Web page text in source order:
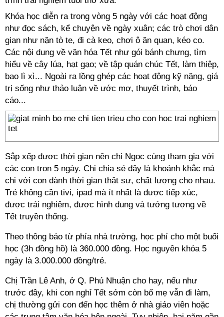
Khóa học diễn ra trong vòng 5 ngày với các hoạt động
như đọc sách, kể chuyện về ngày xuân; các trò chơi dân
gian như nặn tò te, đi cà keo, chơi ô ăn quan, kéo co.
Các nội dung về văn hóa Tết như gói bánh chưng, tìm
hiểu về cây lúa, hạt gạo; về tập quán chúc Tết, làm thiệp,
bao lì xì... Ngoài ra lồng ghép các hoạt động kỹ năng, giá
trị sống như thảo luận về ước mơ, thuyết trình, báo
cáo...
Sắp xếp được thời gian nên chị Ngọc cùng tham gia với
các con trọn 5 ngày. Chị chia sẻ đây là khoảnh khắc mà
chị với con dành thời gian thật sự, chất lượng cho nhau.
Trẻ không cần tivi, ipad mà ít nhất là được tiếp xúc,
được trải nghiệm, được hình dung và tưởng tượng về
Tết truyền thống.
Theo thông báo từ phía nhà trường, học phí cho một buổi
học (3h đồng hồ) là 360.000 đồng. Học nguyên khóa 5
ngày là 3.000.000 đồng/trẻ.
Chị Trần Lê Anh, ở Q. Phú Nhuận cho hay, nếu như
trước đây, khi con nghỉ Tết sớm còn bố mẹ vẫn đi làm,
chị thường gửi con đến học thêm ở nhà giáo viên hoặc